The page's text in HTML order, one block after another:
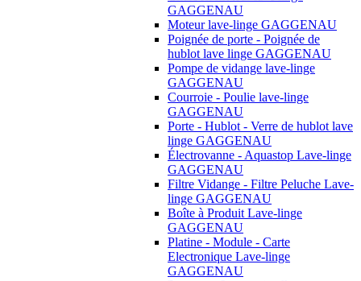
GAGGENAU
Moteur lave-linge GAGGENAU
Poignée de porte - Poignée de
hublot lave linge GAGGENAU
Pompe de vidange lave-linge
GAGGENAU
Courroie - Poulie lave-linge
GAGGENAU
Porte - Hublot - Verre de hublot lave
linge GAGGENAU
Électrovanne - Aquastop Lave-linge
GAGGENAU
Filtre Vidange - Filtre Peluche Lave-
linge GAGGENAU
Boîte à Produit Lave-linge
GAGGENAU
Platine - Module - Carte
Electronique Lave-linge
GAGGENAU